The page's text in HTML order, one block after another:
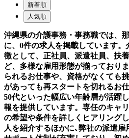
新着順
人気順
沖縄県の介護事務・事務職では、
に、0件の求人を掲載しています
徴として、正社員、派遣社員、扶
ど、多様な雇用形態が揃っており
られるお仕事や、資格がなくても
があっても再スタートを切れるお仕
50代といった幅広い年齢層が活躍
報を提供しています。専任のキャ
の希望や条件を詳しくヒアリング
人を紹介するほかに､弊社の派遣